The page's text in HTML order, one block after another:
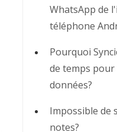
WhatsApp de
téléphone
Pourquoi
de temps
données?
Impossible de
notes?